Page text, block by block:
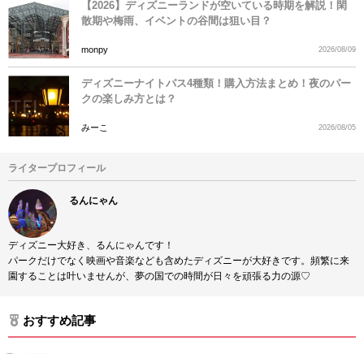
【2026】ディズニーランドが空いている時期を解説！閑
散期や梅雨、イベントの谷間は狙い目？
monpy 2026/08/09
ディズニーナイトパス4種類！購入方法まとめ！夜のパー
クの楽しみ方とは？
みーこ 2026/08/05
ライタープロフィール
るんにゃん
ディズニー大好き、るんにゃんです！
パークだけでなく映画や音楽なども含めたディズニーが大好きです。頻繁に来
園することは叶いませんが、夢の国での時間が日々を頑張る力の源♡
おすすめ記事